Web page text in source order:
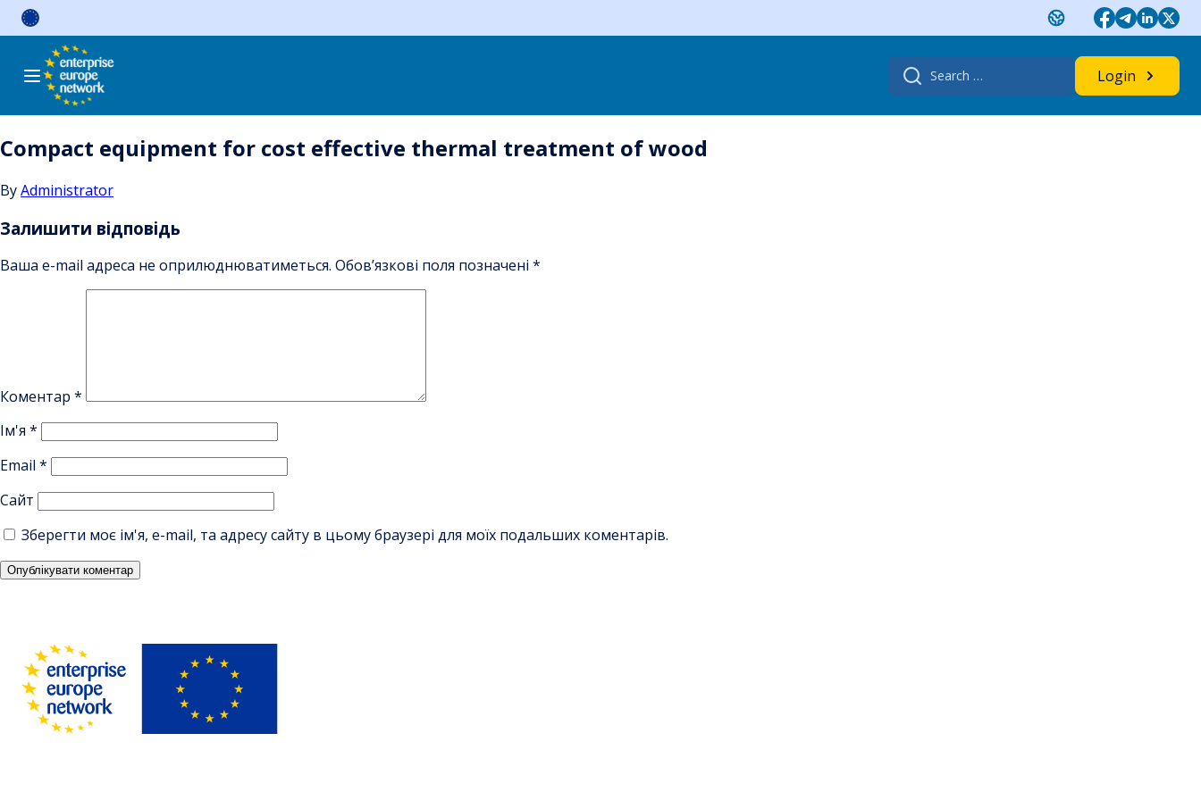
Skip
Search
for:
Login
Compact equipment for cost effective thermal treatment of wood
ByAdministrator
Залишити відповідь
Ваша e-mail адреса не оприлюднюватиметься. Обов’язкові поля позначені *
Коментар *
Ім'я *
Email *
Сайт
Зберегти моє ім'я, e-mail, та адресу сайту в цьому браузері для моїх подальших коментарів.